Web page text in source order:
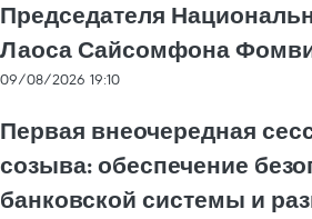
Председателя
Лаоса Сайсомфона
09/08/2026 19:10
Первая внеочередная
созыва: обеспечение
банковской системы и